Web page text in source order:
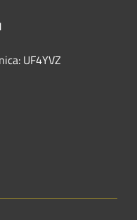
UF4YVZ